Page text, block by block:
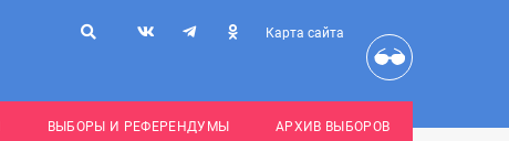
Карта сайта
ВЫБОРЫ И РЕФЕРЕНДУМЫ АРХИВ ВЫБОРОВ